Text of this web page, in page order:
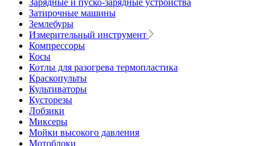
Зарядные и пуско-зарядные устройства
Затирочные машины
Землебуры
Измерительный инструмент
Компрессоры
Косы
Котлы для разогрева термопластика
Краскопульты
Культиваторы
Кусторезы
Лобзики
Миксеры
Мойки высокого давления
Мотоблоки